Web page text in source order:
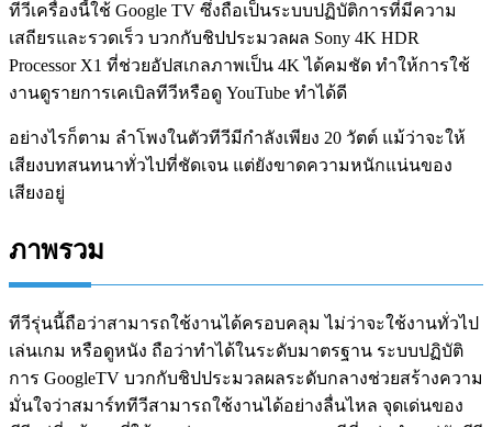
ทีวีเครื่องนี้ใช้ Google TV ซึ่งถือเป็นระบบปฏิบัติการที่มีความ
เสถียรและรวดเร็ว บวกกับชิปประมวลผล Sony 4K HDR
Processor X1 ที่ช่วยอัปสเกลภาพเป็น 4K ได้คมชัด ทำให้การใช้
งานดูรายการเคเบิลทีวีหรือดู YouTube ทำได้ดี
อย่างไรก็ตาม ลำโพงในตัวทีวีมีกำลังเพียง 20 วัตต์ แม้ว่าจะให้
เสียงบทสนทนาทั่วไปที่ชัดเจน แต่ยังขาดความหนักแน่นของ
เสียงอยู่
ภาพรวม
ทีวีรุ่นนี้ถือว่าสามารถใช้งานได้ครอบคลุม ไม่ว่าจะใช้งานทั่วไป
เล่นเกม หรือดูหนัง ถือว่าทำได้ในระดับมาตรฐาน ระบบปฏิบัติ
การ GoogleTV บวกกับชิปประมวลผลระดับกลางช่วยสร้างความ
มั่นใจว่าสมาร์ททีวีสามารถใช้งานได้อย่างลื่นไหล จุดเด่นของ